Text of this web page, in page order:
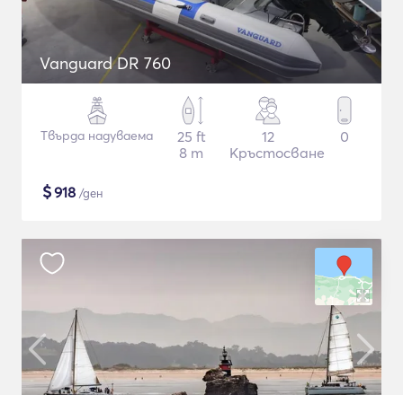
Vanguard DR 760
Твърда надуваема
25 ft
8 m
12
Кръстосване
0
$918 /ден